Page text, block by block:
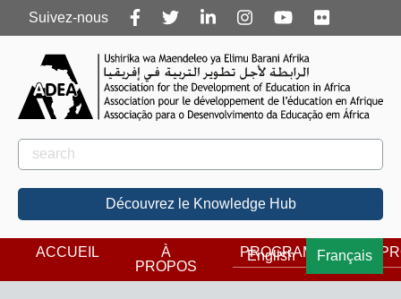
Follow
us
Suivez-nous
Rechercher
Rechercher
Découvrez le Knowledge Hub
English Français
ACCUEIL
À
PROPOS
PROGRAMMES